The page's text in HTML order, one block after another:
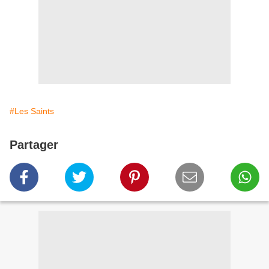
#Les Saints
Partager